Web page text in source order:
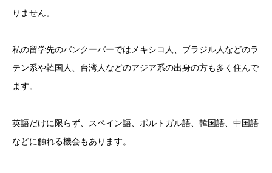
りません。
私の留学先のバンクーバーではメキシコ人、ブラジル人などのラ
テン系や韓国人、台湾人などのアジア系の出身の方も多く住んで
ます。
英語だけに限らず、スペイン語、ポルトガル語、韓国語、中国語
などに触れる機会もあります。